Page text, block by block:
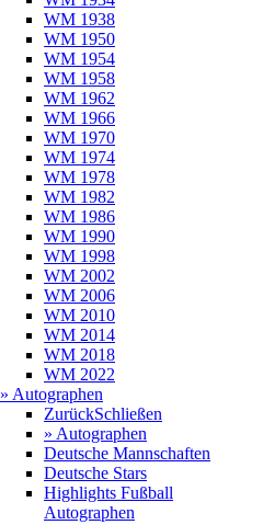
WM 1938
WM 1950
WM 1954
WM 1958
WM 1962
WM 1966
WM 1970
WM 1974
WM 1978
WM 1982
WM 1986
WM 1990
WM 1998
WM 2002
WM 2006
WM 2010
WM 2014
WM 2018
WM 2022
» Autographen
ZurückSchließen
» Autographen
Deutsche Mannschaften
Deutsche Stars
Highlights Fußball
Autographen